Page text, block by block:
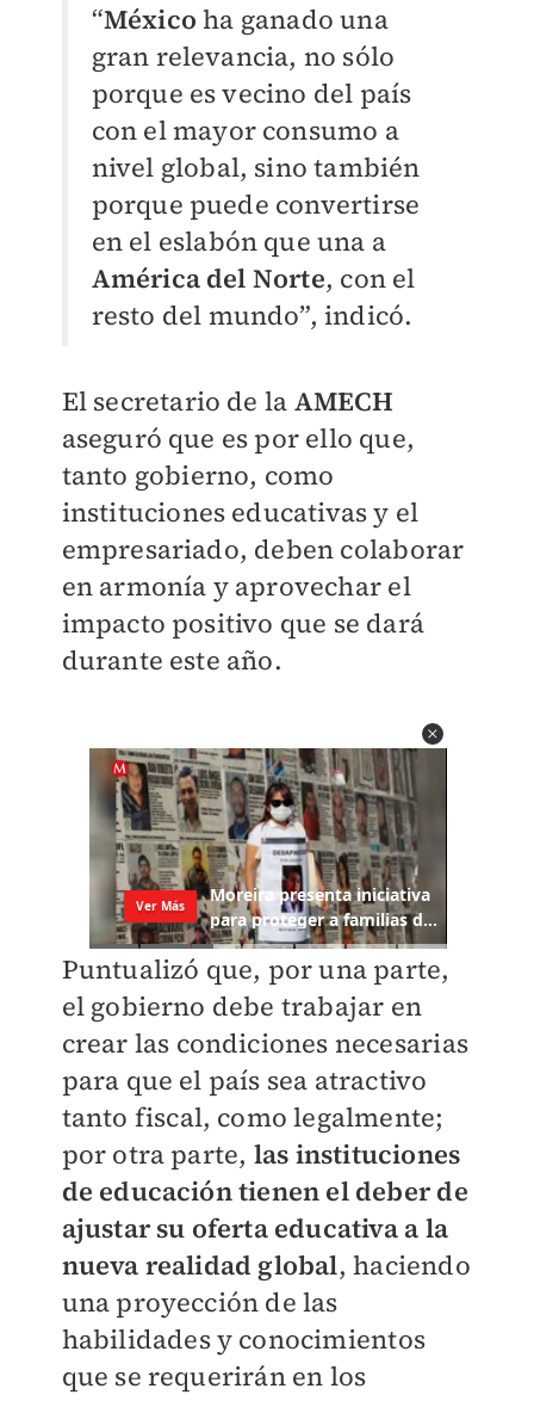
“México ha ganado una
gran relevancia, no sólo
porque es vecino del país
con el mayor consumo a
nivel global, sino también
porque puede convertirse
en el eslabón que una a
América del Norte, con el
resto del mundo”, indicó.
El secretario de la AMECH
aseguró que es por ello que,
tanto gobierno, como
instituciones educativas y el
empresariado, deben colaborar
en armonía y aprovechar el
impacto positivo que se dará
durante este año.
Puntualizó que, por una parte,
el gobierno debe trabajar en
crear las condiciones necesarias
para que el país sea atractivo
tanto fiscal, como legalmente;
por otra parte, las instituciones
de educación tienen el deber de
ajustar su oferta educativa a la
nueva realidad global, haciendo
una proyección de las
habilidades y conocimientos
que se requerirán en los